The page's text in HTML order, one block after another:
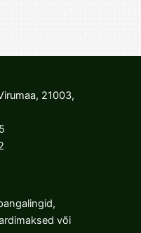
21003,
või